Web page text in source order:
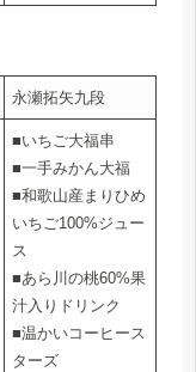
永瀬拓矢九段
■いちご大福串
■一手みかん大福
■和歌山産まりひめ
いちご100%ジュー
ス
■あら川の桃60%果
汁入りドリンク
■温かいコーヒース
ターズ